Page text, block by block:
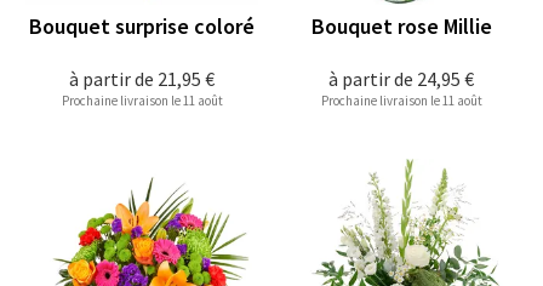
à partir de 21,95 €
Bouquet surprise coloré
Prochaine livraison le 11 août
à partir de 24,95 €
Bouquet rose Millie
Prochaine livraison le 11 août